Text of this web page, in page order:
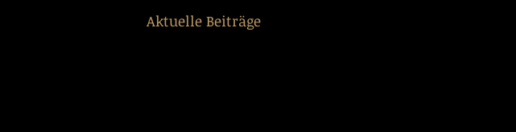
Aktuelle Beiträge